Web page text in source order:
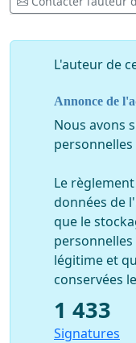
L'auteur de
Annonce de
Nous avons
Le
données de
que le
légitime et
conservées
1 433
Signatures